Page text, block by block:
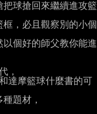
球搶回來繼續進攻籃
，必且觀察別的小個
個好的師父教你能進
，